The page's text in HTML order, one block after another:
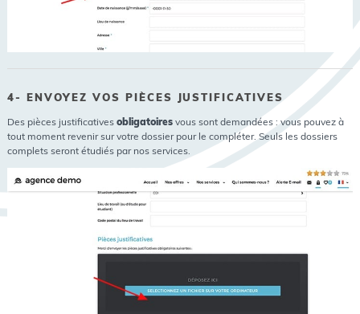
4- ENVOYEZ VOS PIÈCES JUSTIFICATIVES
Des pièces justificatives obligatoires vous sont demandées : vous pouvez à
tout moment revenir sur votre dossier pour le compléter. Seuls les dossiers
complets seront étudiés par nos services.